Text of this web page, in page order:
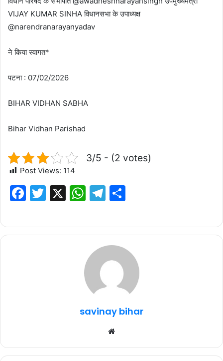
VIJAY KUMAR SINHA विधानसभा के उपाध्यक्ष
@narendranarayanyadav
ने किया स्वागत*
पटना : 07/02/2026
BIHAR VIDHAN SABHA
Bihar Vidhan Parishad
3/5 - (2 votes)
Post Views: 114
F
c
e
T
it
te
X
W
at
s
A
p
T
e
g
ra
ar
e
savinay bihar